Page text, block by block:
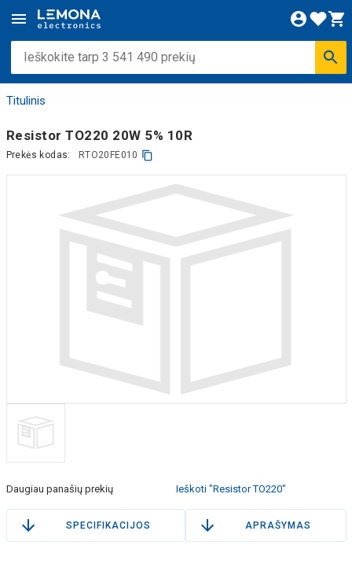
Titulinis
Resistor TO220 20W 5% 10R
Prekės kodas: RTO20FE010
Daugiau panašių prekių Ieškoti "Resistor TO220"
SPECIFIKACIJOS APRAŠYMAS